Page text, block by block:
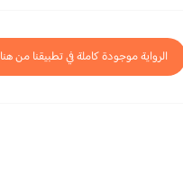
الرواية موجودة كاملة في تطبيقنا من هنا